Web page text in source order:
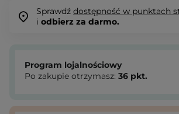
Sprawdź dostępność w punktach
i odbierz za darmo.
Program lojalnościowy
Po zakupie otrzymasz: 36 pkt.